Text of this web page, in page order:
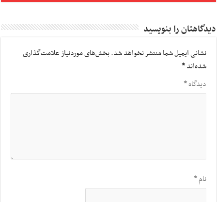
دیدگاهتان را بنویسید
نشانی ایمیل شما منتشر نخواهد شد.بخش‌های موردنیاز علامت‌گذاری
شده‌اند*
دیدگاه*
نام*